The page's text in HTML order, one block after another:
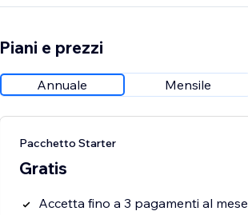
Piani e prezzi
Annuale Mensile
Pacchetto Starter
Gratis
Accetta fino a 3 pagamenti al mese